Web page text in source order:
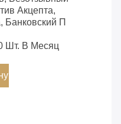
Акцепта,
Банковский П
Шт. В Месяц